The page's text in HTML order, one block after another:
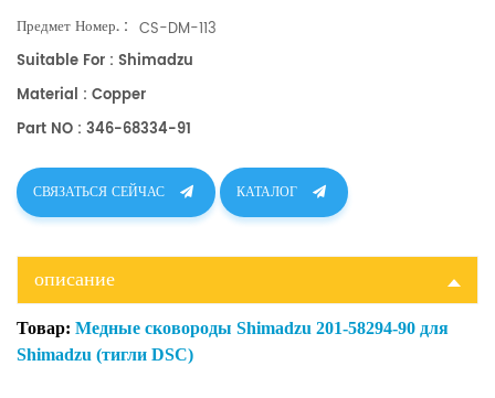
Предмет Номер. : CS-DM-113
Suitable For : Shimadzu
Material : Copper
Part NO : 346-68334-91
СВЯЗАТЬСЯ СЕЙЧАС КАТАЛОГ
описание
Товар: Медные сковороды Shimadzu 201-58294-90 для
Shimadzu (тигли DSC)